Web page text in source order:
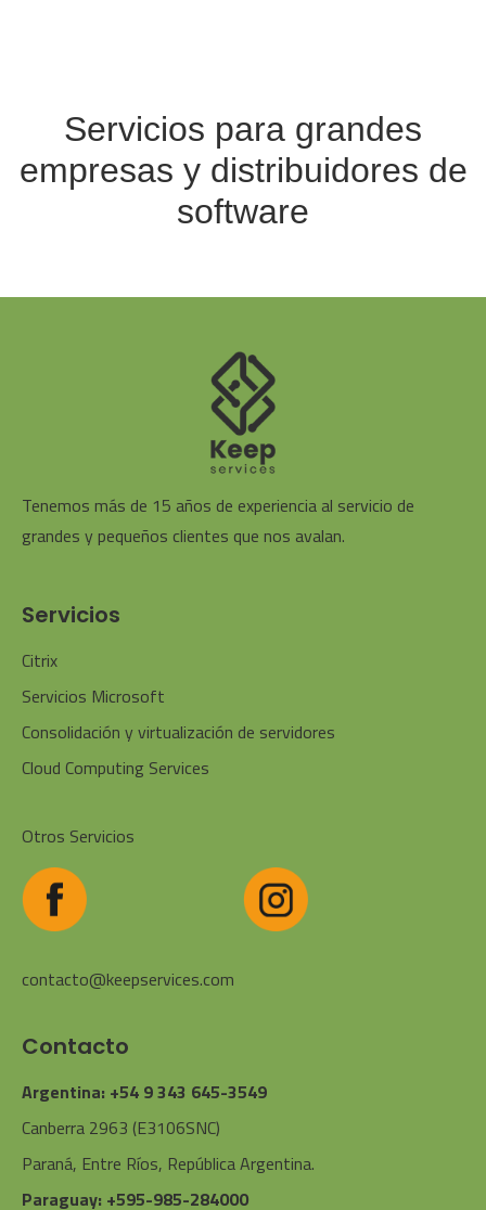
Servicios para grandes
empresas y distribuidores de
software
Tenemos más de 15 años de experiencia al servicio de
grandes y pequeños clientes que nos avalan.
Servicios
Citrix
Servicios Microsoft
Consolidación y virtualización de servidores
Cloud Computing Services
Otros Servicios
contacto@keepservices.com
Contacto
Argentina: +54 9 343 645-3549
Canberra 2963 (E3106SNC)
Paraná, Entre Ríos, República Argentina.
Paraguay: +595-985-284000